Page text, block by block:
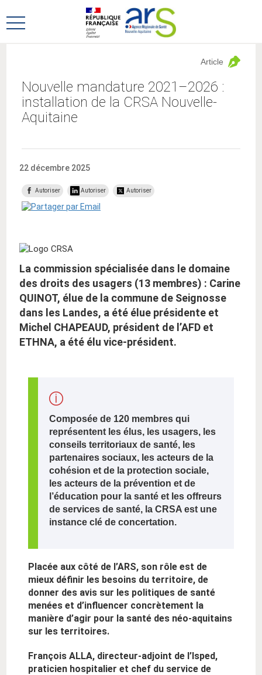
au
menu
au
contenu
Ouvrir
Nouvelle mandature 2021–2026 :
installation de la CRSA Nouvelle-
Aquitaine
Article
22 décembre 2025
Autoriser Autoriser Autoriser
La commission spécialisée dans le domaine
des droits des usagers (13 membres) : Carine
QUINOT, élue de la commune de Seignosse
dans les Landes, a été élue présidente et
Michel CHAPEAUD, président de l’AFD et
ETHNA, a été élu vice-président.
Composée de 120 membres qui
représentent les élus, les usagers, les
conseils territoriaux de santé, les
partenaires sociaux, les acteurs de la
cohésion et de la protection sociale,
les acteurs de la prévention et de
l’éducation pour la santé et les offreurs
de services de santé, la CRSA est une
instance clé de concertation.
Placée aux côté de l’ARS, son rôle est de
mieux définir les besoins du territoire, de
donner des avis sur les politiques de santé
menées et d’influencer concrètement la
manière d’agir pour la santé des néo-aquitains
sur les territoires.
François ALLA, directeur-adjoint de l’Isped,
praticien hospitalier et chef du service de